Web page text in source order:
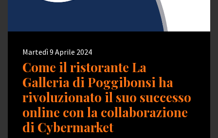
Martedì 9 Aprile 2024
Come il ristorante La
Galleria di Poggibonsi ha
rivoluzionato il suo successo
online con la collaborazione
di Cybermarket